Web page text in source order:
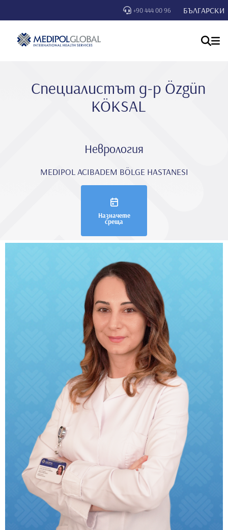
+90 444 00 96 БЪЛГАРСКИ
Специалистът д-р Özgün
KÖKSAL
Неврология
MEDIPOL ACIBADEM BÖLGE HASTANESI
Назначете
среща